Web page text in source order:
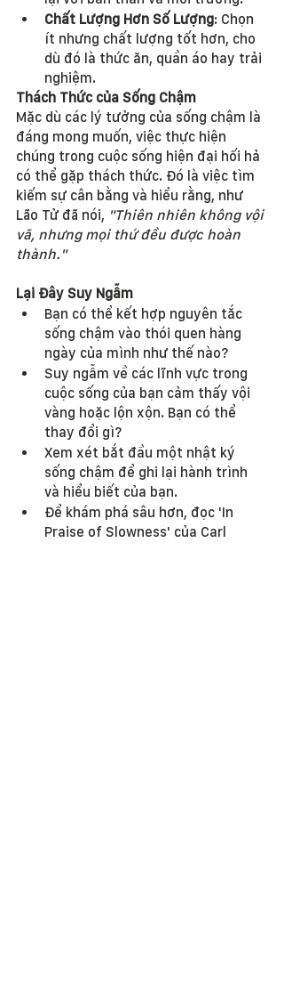
Chất Lượng Hơn Số Lượng: Chọn
ít nhưng chất lượng tốt hơn, cho
dù đó là thức ăn, quần áo hay trải
nghiệm.
Thách Thức của Sống Chậm
Mặc dù các lý tưởng của sống chậm là
đáng mong muốn, việc thực hiện
chúng trong cuộc sống hiện đại hối hả
có thể gặp thách thức. Đó là việc tìm
kiếm sự cân bằng và hiểu rằng, như
Lão Tử đã nói, "Thiên nhiên không vội
vã, nhưng mọi thứ đều được hoàn
thành."
Lại Đây Suy Ngẫm
Bạn có thể kết hợp nguyên tắc
sống chậm vào thói quen hàng
ngày của mình như thế nào?
Suy ngẫm về các lĩnh vực trong
cuộc sống của bạn cảm thấy vội
vàng hoặc lộn xộn. Bạn có thể
thay đổi gì?
Xem xét bắt đầu một nhật ký
sống chậm để ghi lại hành trình
và hiểu biết của bạn.
Để khám phá sâu hơn, đọc 'In
Praise of Slowness' của Carl